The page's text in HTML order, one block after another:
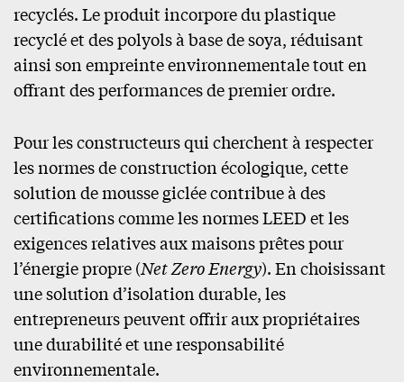
recyclés. Le produit incorpore du plastique
recyclé et des polyols à base de soya, réduisant
ainsi son empreinte environnementale tout en
offrant des performances de premier ordre.
Pour les constructeurs qui cherchent à respecter
les normes de construction écologique, cette
solution de mousse giclée contribue à des
certifications comme les normes LEED et les
exigences relatives aux maisons prêtes pour
l’énergie propre (Net Zero Energy). En choisissant
une solution d’isolation durable, les
entrepreneurs peuvent offrir aux propriétaires
une durabilité et une responsabilité
environnementale.